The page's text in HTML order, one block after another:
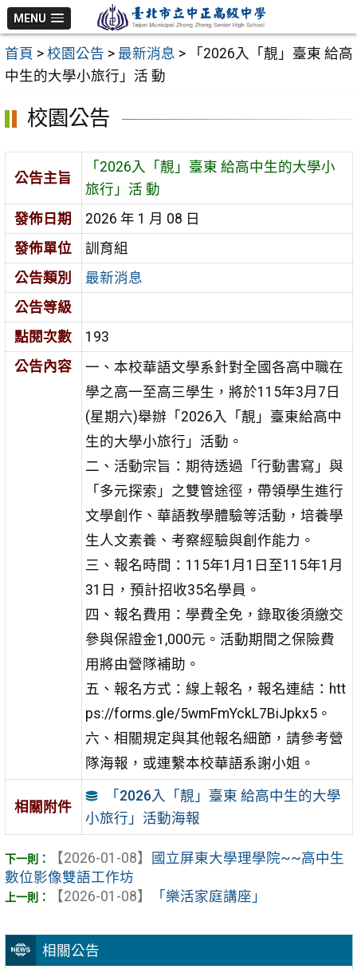
跳
至
主
要
MENU
首頁 > 校園公告 > 最新消息 >
「2026入「靚」臺東 給高
中生的大學小旅行」活 動
相關公告
校園公告
公告主旨
「2026入「靚」臺東 給高中生的大學小
旅行」活 動
發佈日期
2026 年 1 月 08 日
發佈單位
訓育組
公告類別
最新消息
公告等級
點閱次數
193
公告內容
一、本校華語文學系針對全國各高中職在
學之高一至高三學生，將於115年3月7日
(星期六)舉辦「2026入「靚」臺東給高中
生的大學小旅行」活動。
二、活動宗旨：期待透過「行動書寫」與
「多元探索」之雙管途徑，帶領學生進行
文學創作、華語教學體驗等活動，培養學
生人文素養、考察經驗與創作能力。
三、報名時間：115年1月1日至115年1月
31日，預計招收35名學員。
四、報名費用：學費全免，錄取後須繳交
參與保證金1,000元。活動期間之保險費
用將由營隊補助。
五、報名方式：線上報名，報名連結：htt
ps://forms.gle/5wmFmYckL7BiJpkx5。
六、相關規定與其他報名細節，請參考營
隊海報，或連繫本校華語系謝小姐。
相關附件
「2026入「靚」臺東 給高中生的大學
小旅行」活動海報
【2026-01-08】
國立屏東大學理學院~~高中生
數位影像雙語工作坊
【2026-01-08】
「樂活家庭講座」